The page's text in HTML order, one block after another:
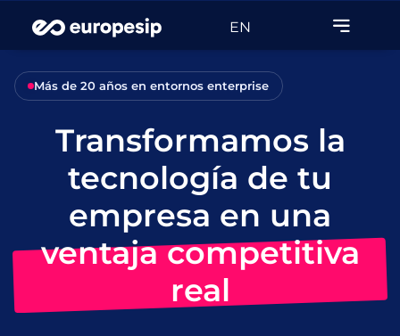
EN
Más de 20 años en entornos enterprise
Transformamos la
tecnología de tu
empresa en una
ventaja competitiva
real